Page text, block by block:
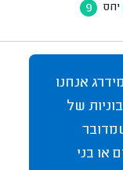
יחס 9
אנחנו
של
או בני